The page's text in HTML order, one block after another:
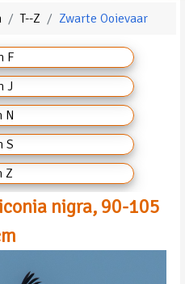
T--Z Zwarte Ooievaar
F
J
N
S
Z
nigra, 90-105